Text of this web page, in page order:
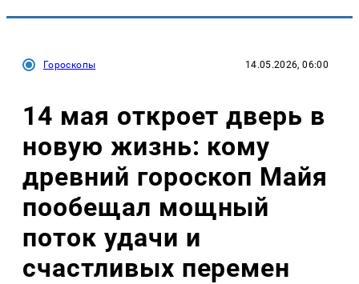
Гороскопы 14.05.2026, 06:00
14 мая откроет дверь в
новую жизнь: кому
древний гороскоп Майя
пообещал мощный
поток удачи и
счастливых перемен